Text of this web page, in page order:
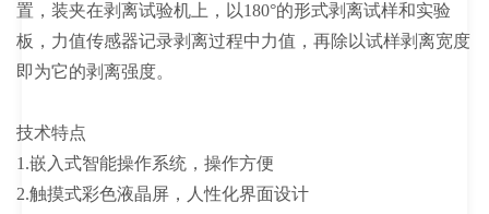
置，装夹在剥离试验机上，以180°的形式剥离试样和实验
板，力值传感器记录剥离过程中力值，再除以试样剥离宽度
即为它的剥离强度。
技术特点
1.嵌入式智能操作系统，操作方便
2.触摸式彩色液晶屏，人性化界面设计